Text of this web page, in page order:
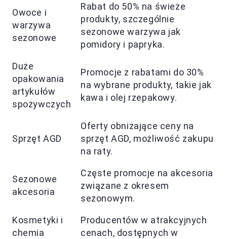
Owoce i
warzywa
sezonowe
Rabat do 50% na świeże
produkty, szczególnie
sezonowe warzywa jak
pomidory i papryka.
Duże
opakowania
artykułów
spożywczych
Promocje z rabatami do 30%
na wybrane produkty, takie jak
kawa i olej rzepakowy.
Sprzęt AGD
Oferty obniżające ceny na
sprzęt AGD, możliwość zakupu
na raty.
Sezonowe
akcesoria
Częste promocje na akcesoria
związane z okresem
sezonowym.
Kosmetyki i
chemia
Producentów w atrakcyjnych
cenach, dostępnych w